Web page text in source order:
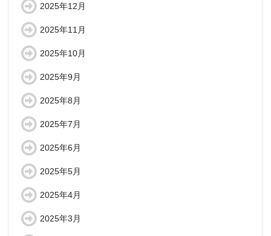
2025年12月
2025年11月
2025年10月
2025年9月
2025年8月
2025年7月
2025年6月
2025年5月
2025年4月
2025年3月